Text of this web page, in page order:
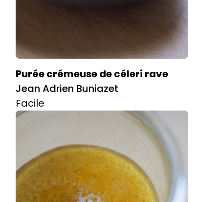
Purée crémeuse de céleri rave
Jean Adrien Buniazet
Facile